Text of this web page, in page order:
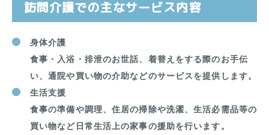
訪問介護での主なサービス内容
身体介護
食事・入浴・排泄のお世話、着替えをする際のお手伝
い、通院や買い物の介助などのサービスを提供します。
生活支援
食事の準備や調理、住居の掃除や洗濯、生活必需品等の
買い物など日常生活上の家事の援助を行います。